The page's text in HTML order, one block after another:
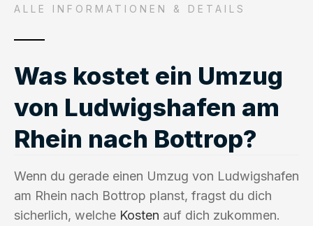
ALLE INFORMATIONEN & DETAILS
Was kostet ein Umzug
von Ludwigshafen am
Rhein nach Bottrop?
Wenn du gerade einen Umzug von Ludwigshafen
am Rhein nach Bottrop planst, fragst du dich
sicherlich, welche Kosten auf dich zukommen.